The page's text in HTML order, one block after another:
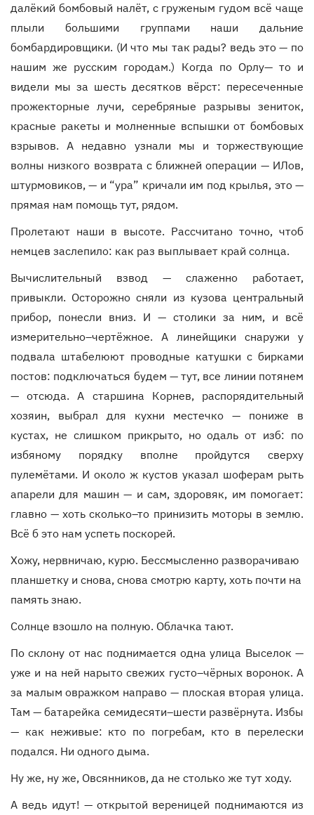
далёкий бомбовый налёт, с груженым гудом всё чаще
плыли большими группами наши дальние
бомбардировщики. (И что мы так рады? ведь это — по
нашим же русским городам.) Когда по Орлу— то и
видели мы за шесть десятков вёрст: пересеченные
прожекторные лучи, серебряные разрывы зениток,
красные ракеты и молненные вспышки от бомбовых
взрывов. А недавно узнали мы и торжествующие
волны низкого возврата с ближней операции — ИЛов,
штурмовиков, — и “ура” кричали им под крылья, это —
прямая нам помощь тут, рядом.
Пролетают наши в высоте. Рассчитано точно, чтоб
немцев заслепило: как раз выплывает край солнца.
Вычислительный взвод — слаженно работает,
привыкли. Осторожно сняли из кузова центральный
прибор, понесли вниз. И — столики за ним, и всё
измерительно–чертёжное. А линейщики снаружи у
подвала штабелюют проводные катушки с бирками
постов: подключаться будем — тут, все линии потянем
— отсюда. А старшина Корнев, распорядительный
хозяин, выбрал для кухни местечко — пониже в
кустах, не слишком прикрыто, но одаль от изб: по
избяному порядку вполне пройдутся сверху
пулемётами. И около ж кустов указал шоферам рыть
апарели для машин — и сам, здоровяк, им помогает:
главно — хоть сколько–то принизить моторы в землю.
Всё б это нам успеть поскорей.
Хожу, нервничаю, курю. Бессмысленно разворачиваю
планшетку и снова, снова смотрю карту, хоть почти на
память знаю.
Солнце взошло на полную. Облачка тают.
По склону от нас поднимается одна улица Выселок —
уже и на ней нарыто свежих густо–чёрных воронок. А
за малым овражком направо — плоская вторая улица.
Там — батарейка семидесяти–шести развёрнута. Избы
— как неживые: кто по погребам, кто в перелески
подался. Ни одного дыма.
Ну же, ну же, Овсянников, да не столько же тут ходу.
А ведь идут! — открытой вереницей поднимаются из